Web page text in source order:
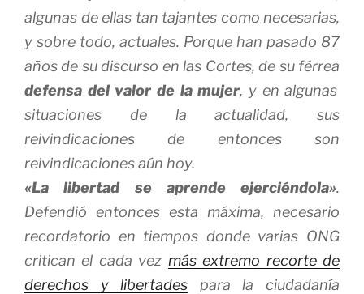
algunas de ellas tan tajantes como necesarias,
y sobre todo, actuales. Porque han pasado 87
años de su discurso en las Cortes, de su férrea
defensa del valor de la mujer, y en algunas
situaciones de la actualidad, sus
reivindicaciones de entonces son
reivindicaciones aún hoy.
«La libertad se aprende ejerciéndola».
Defendió entonces esta máxima, necesario
recordatorio en tiempos donde varias ONG
critican el cada vez más extremo recorte de
derechos y libertades para la ciudadanía